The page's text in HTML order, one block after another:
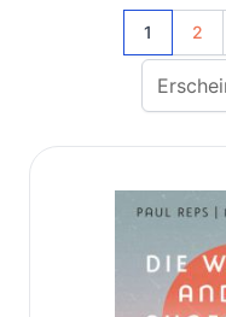
Sie lesen
1 Seite
2